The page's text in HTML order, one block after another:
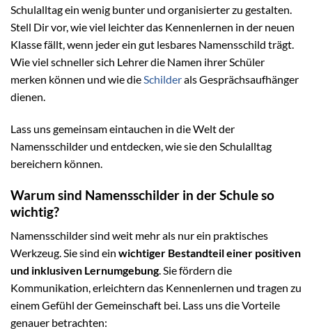
Schulalltag ein wenig bunter und organisierter zu gestalten.
Stell Dir vor, wie viel leichter das Kennenlernen in der neuen
Klasse fällt, wenn jeder ein gut lesbares Namensschild trägt.
Wie viel schneller sich Lehrer die Namen ihrer Schüler
merken können und wie dieSchilderals Gesprächsaufhänger
dienen.
Lass uns gemeinsam eintauchen in die Welt der
Namensschilder und entdecken, wie sie den Schulalltag
bereichern können.
Warum sind Namensschilder in der Schule so
wichtig?
Namensschilder sind weit mehr als nur ein praktisches
Werkzeug. Sie sind ein wichtiger Bestandteil einer positiven
und inklusiven Lernumgebung. Sie fördern die
Kommunikation, erleichtern das Kennenlernen und tragen zu
einem Gefühl der Gemeinschaft bei. Lass uns die Vorteile
genauer betrachten: